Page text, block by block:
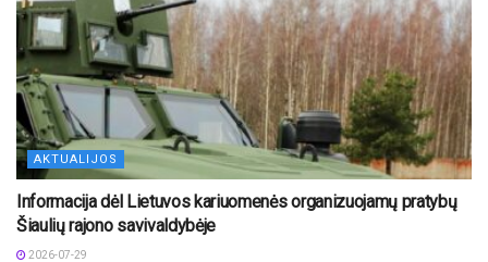
AKTUALIJOS
Informacija dėl Lietuvos kariuomenės organizuojamų pratybų
Šiaulių rajono savivaldybėje
2026-07-29